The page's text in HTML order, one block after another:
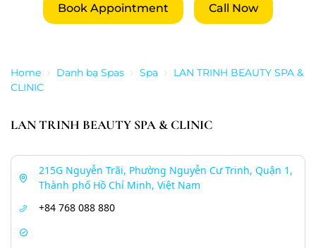
Book Appointment Call Now
Home Danh bạ Spas Spa
LAN TRINH BEAUTY SPA &
CLINIC
LAN TRINH BEAUTY SPA & CLINIC
215G Nguyễn Trãi, Phường Nguyễn Cư Trinh, Quận 1,
Thành phố Hồ Chí Minh, Việt Nam
+84 768 088 880